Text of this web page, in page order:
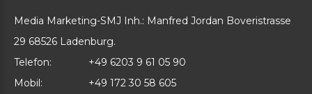
Media Marketing-SMJ Inh.: Manfred Jordan Boveristrasse
29 68526 Ladenburg.
Telefon:
+49 6203 9 61 05 90
Mobil:
+49 172 30 58 605